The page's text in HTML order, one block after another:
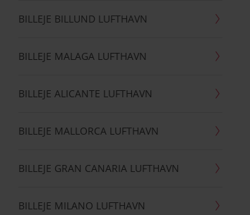
BILLEJE BILLUND LUFTHAVN
BILLEJE MALAGA LUFTHAVN
BILLEJE ALICANTE LUFTHAVN
BILLEJE MALLORCA LUFTHAVN
BILLEJE GRAN CANARIA LUFTHAVN
BILLEJE MILANO LUFTHAVN